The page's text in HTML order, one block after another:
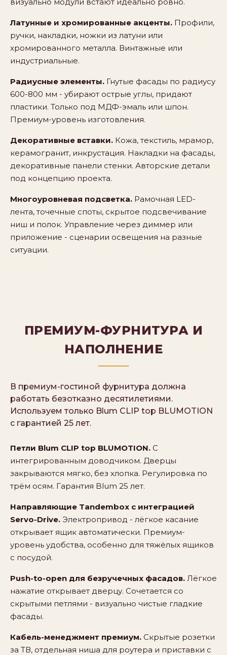
Латунные и хромированные акценты. Профили,
ручки, накладки, ножки из латуни или
хромированного металла. Винтажные или
индустриальные.
Радиусные элементы. Гнутые фасады по радиусу
600-800 мм - убирают острые углы, придают
пластики. Только под МДФ-эмаль или шпон.
Премиум-уровень изготовления.
Декоративные вставки. Кожа, текстиль, мрамор,
керамогранит, инкрустация. Накладки на фасады,
декоративные панели стенки. Авторские детали
под концепцию проекта.
Многоуровневая подсветка. Рамочная LED-
лента, точечные споты, скрытое подсвечивание
ниш и полок. Управление через диммер или
приложение - сценарии освещения на разные
ситуации.
ПРЕМИУМ-ФУРНИТУРА И
НАПОЛНЕНИЕ
В премиум-гостиной фурнитура должна
работать безотказно десятилетиями.
Используем только Blum CLIP top BLUMOTION
с гарантией 25 лет.
Петли Blum CLIP top BLUMOTION. С
интегрированным доводчиком. Дверцы
закрываются мягко, без хлопка. Регулировка по
трём осям. Гарантия Blum 25 лет.
Направляющие Tandembox с интеграцией
Servo-Drive. Электропривод - лёгкое касание
открывает ящик автоматически. Премиум-
уровень удобства, особенно для тяжёлых ящиков
с посудой.
Push-to-open для безручечных фасадов. Лёгкое
нажатие открывает дверцу. Сочетается со
скрытыми петлями - визуально чистые гладкие
фасады.
Кабель-менеджмент премиум. Скрытые розетки
за ТВ, отдельная ниша для роутера и приставки с